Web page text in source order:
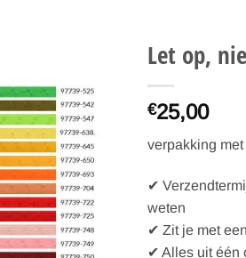
Toevoegen
aan
verlanglijst
Let op,
€25,00
verpakking
✔
weten
✔ Zit je met
✔ Alles uit één